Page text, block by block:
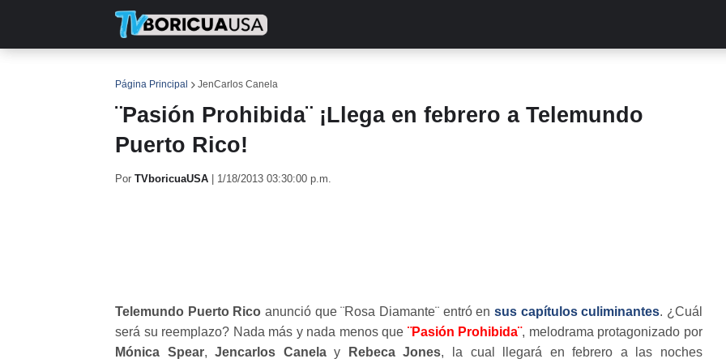
Página Principal JenCarlos Canela
¨Pasión Prohibida¨ ¡Llega en febrero a Telemundo
Puerto Rico!
Por TVboricuaUSA 1/18/2013 03:30:00 p.m.
Telemundo Puerto Rico anunció que ¨Rosa Diamante¨ entró ensus capítulos culiminantes. ¿Cuál
será su reemplazo? Nada más y nada menos que ¨Pasión Prohibida¨, melodrama protagonizado por
Mónica Spear,Jencarlos Canelay Rebeca Jones, la cual llegará en febrero a las noches